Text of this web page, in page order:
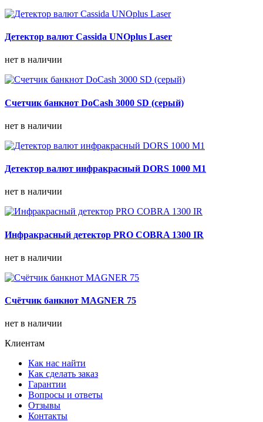
Детектор валют Cassida UNOplus Laser
нет в наличии
Счетчик банкнот DoCash 3000 SD (серый)
нет в наличии
Детектор валют инфракрасный DORS 1000 M1
нет в наличии
Инфракрасный детектор PRO COBRA 1300 IR
нет в наличии
Счётчик банкнот MAGNER 75
нет в наличии
Клиентам
Как нас найти
Как сделать заказ
Гарантии
Вопросы и ответы
Отзывы
Контакты